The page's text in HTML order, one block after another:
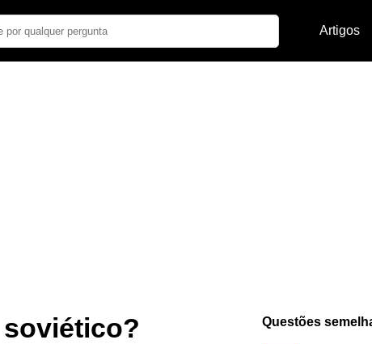
Artigos
Questões